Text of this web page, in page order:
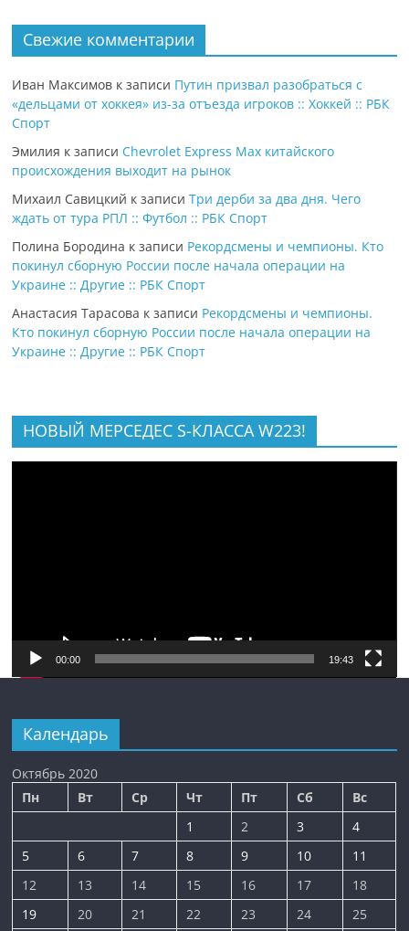
Свежие комментарии
Иван Максимов к записи Путин призвал разобраться с
«дельцами от хоккея» из-за отъезда игроков :: Хоккей :: РБК
Спорт
Эмилия к записи Chevrolet Express Max китайского
происхождения выходит на рынок
Михаил Савицкий к записиТри дерби за два дня. Чего
ждать от тура РПЛ :: Футбол :: РБК Спорт
Полина Бородина к записи Рекордсмены и чемпионы. Кто
покинул сборную России после начала операции на
Украине :: Другие :: РБК Спорт
Анастасия Тарасова к записи Рекордсмены и чемпионы.
Кто покинул сборную России после начала операции на
Украине :: Другие :: РБК Спорт
НОВЫЙ МЕРСЕДЕС S-КЛАССА W223!
00:00 19:43
Календарь
Октябрь 2020
Пн
Вт Ср Чт Пт Сб
Вс
1
2 3
4
5
6 7 8 9 10
11
12
13 14 15 16 17
18
19
20 21 22 23 24
25